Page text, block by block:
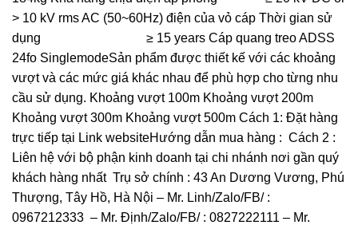
> 10 kV rms AC (50~60Hz) điện của vỏ cáp Thời gian sử
dụng ≥ 15 years Cáp quang treo ADSS
24fo SinglemodeSản phẩm được thiết kế với các khoảng
vượt và các mức giá khác nhau để phù hợp cho từng nhu
cầu sử dụng. Khoảng vượt 100m Khoảng vượt 200m
Khoảng vượt 300m Khoảng vượt 500m Cách 1: Đặt hàng
trực tiếp tại Link websiteHướng dẫn mua hàng : Cách 2 :
Liên hệ với bộ phận kinh doanh tại chi nhánh nơi gần quý
khách hàng nhất Trụ sở chính : 43 An Dương Vương, Phú
Thượng, Tây Hồ, Hà Nội – Mr. Linh/Zalo/FB/ :
0967212333 – Mr. Định/Zalo/FB/ : 0827222111 – Mr.